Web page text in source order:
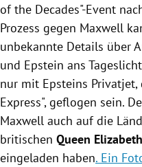
of the Decades"-Event
Prozess gegen Maxwell
unbekannte Details über
und Epstein ans
nur mit Epsteins
Express", geflogen sein.
Maxwell auch auf die
britischen Queen
eingeladen haben. Ein